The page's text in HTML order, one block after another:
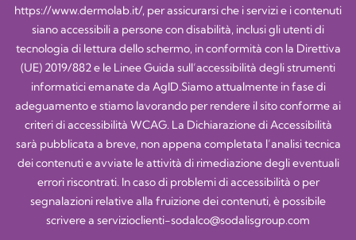
https://www.dermolab.it/, per assicurarsi che i servizi e i contenuti
siano accessibili a persone con disabilità, inclusi gli utenti di
tecnologia di lettura dello schermo, in conformità con la Direttiva
(UE) 2019/882 e le Linee Guida sull’accessibilità degli strumenti
informatici emanate da AgID.Siamo attualmente in fase di
adeguamento e stiamo lavorando per rendere il sito conforme ai
criteri di accessibilità WCAG. La Dichiarazione di Accessibilità
sarà pubblicata a breve, non appena completata l’analisi tecnica
dei contenuti e avviate le attività di rimediazione degli eventuali
errori riscontrati. In caso di problemi di accessibilità o per
segnalazioni relative alla fruizione dei contenuti, è possibile
scrivere a servizioclienti-sodalco@sodalisgroup.com